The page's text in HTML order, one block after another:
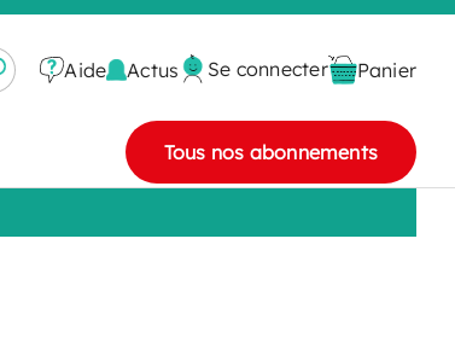
Aide Actus Se connecter Panier
Tous nos abonnements